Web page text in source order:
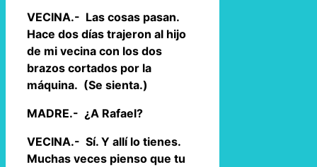
VECINA.- Las cosas pasan.
Hace dos días trajeron al hijo
de mi vecina con los dos
brazos cortados por la
máquina. (Se sienta.)
MADRE.- ¿A Rafael?
VECINA.- Sí. Y allí lo tienes.
Muchas veces pienso que tu